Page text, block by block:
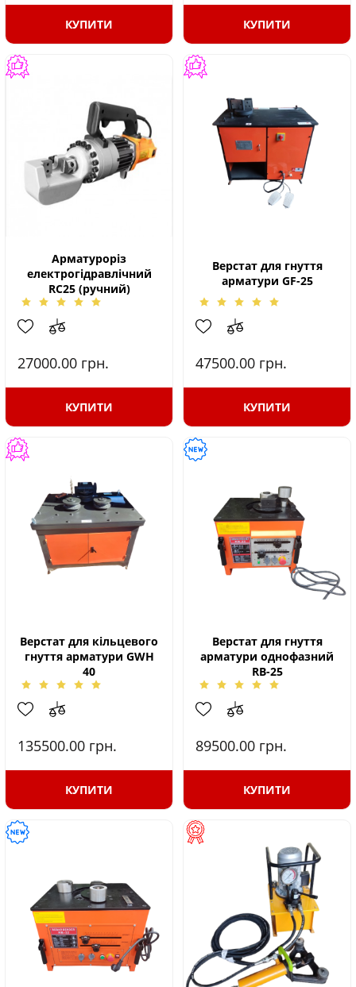
КУПИТИ КУПИТИ
Арматуроріз
електрогідравлічний
RC25 (ручний)
27000.00 грн.
КУПИТИ
Верстат для гнуття
арматури GF-25
47500.00 грн.
КУПИТИ
Верстат для кільцевого
гнуття арматури GWH
40
135500.00 грн.
КУПИТИ
Верстат для гнуття
арматури однофазний
RB-25
89500.00 грн.
КУПИТИ